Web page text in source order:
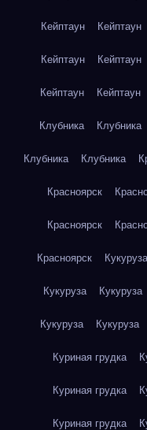
Кейптаун Кейптаун
Кейптаун Кейптаун
Кейптаун Кейптаун
Клубника Клубника
Клубника Клубника
Красноярск
Красноярск
Красноярск Кукуруза
Кукуруза Кукуруза
Кукуруза Кукуруза
Куриная грудка
Куриная грудка
Куриная грудка